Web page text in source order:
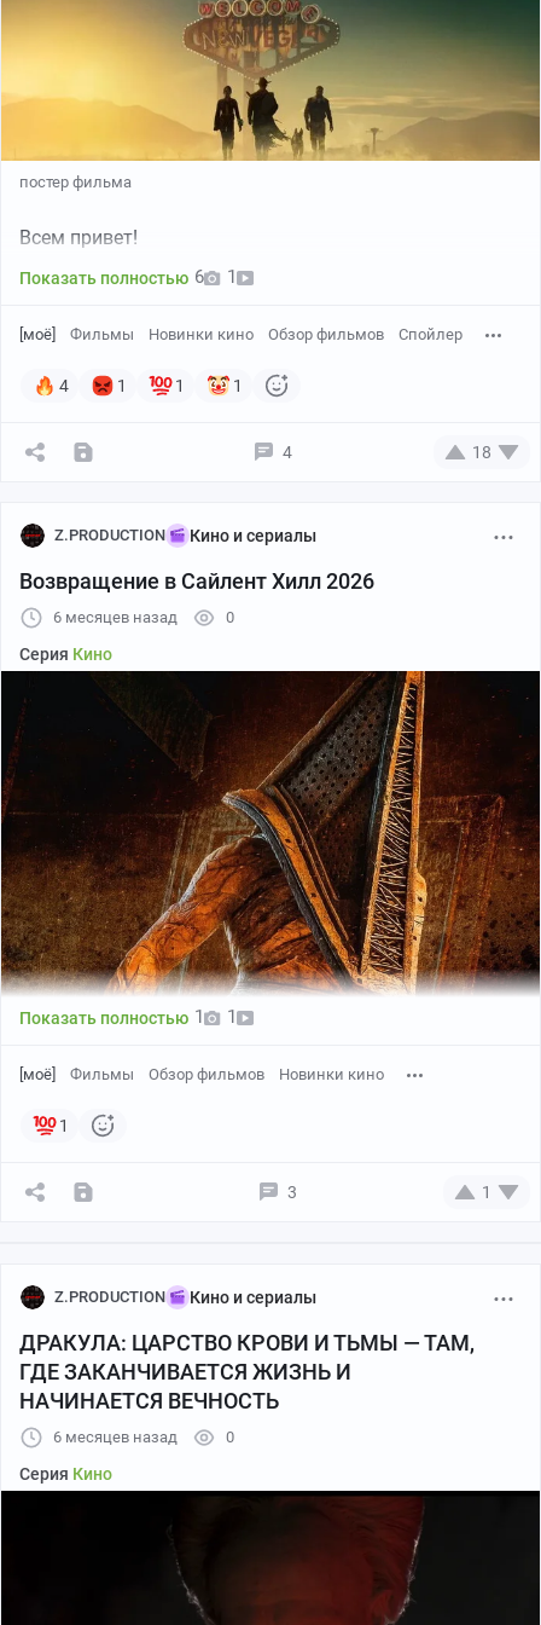
постер фильма
Всем привет!
Показать полностью 6 1
[моё] Фильмы Новинки кино Обзор фильмов Спойлер
4 1 1 1
4 18
Z.PRODUCTION Кино и сериалы
Возвращение в Сайлент Хилл 2026
6 месяцев назад 0
Серия Кино
Показать полностью 1 1
[моё] Фильмы Обзор фильмов Новинки кино
1
3 1
Z.PRODUCTION Кино и сериалы
ДРАКУЛА: ЦАРСТВО КРОВИ И ТЬМЫ — ТАМ,
ГДЕ ЗАКАНЧИВАЕТСЯ ЖИЗНЬ И
НАЧИНАЕТСЯ ВЕЧНОСТЬ
6 месяцев назад 0
Серия Кино